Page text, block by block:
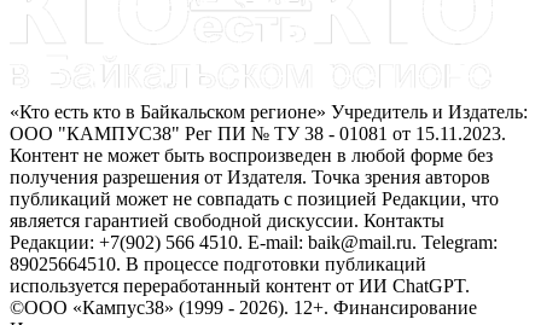
«Кто есть кто в Байкальском регионе» Учредитель и Издатель:
ООО "КАМПУС38" Рег ПИ № ТУ 38 - 01081 от 15.11.2023.
Контент не может быть воспроизведен в любой форме без
получения разрешения от Издателя. Точка зрения авторов
публикаций может не совпадать с позицией Редакции, что
является гарантией свободной дискуссии. Контакты
Редакции: +7(902) 566 4510. E-mail: baik@mail.ru. Telegram:
89025664510. В процессе подготовки публикаций
используется переработанный контент от ИИ ChatGPT.
©ООО «Кампус38» (1999 - 2026). 12+. Финансирование